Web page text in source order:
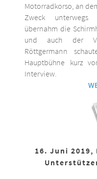
Motorradkorso, an
Zweck unterwegs
übernahm die
und auch der
Röttgermann
Hauptbühne kurz
Interview.
16. Juni 2019,